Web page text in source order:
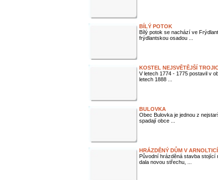
BÍLÝ POTOK
Bílý potok se nachází ve
frýdlantskou osadou ...
KOSTEL NEJSVĚTĚJŠÍ
V letech 1774 - 1775 postavil v
letech 1888 ...
BULOVKA
Obec Bulovka je jednou z
spadají obce ...
HRÁZDĚNÝ DŮM V
Původní hrázděná stavba stojící
dala novou střechu, ...